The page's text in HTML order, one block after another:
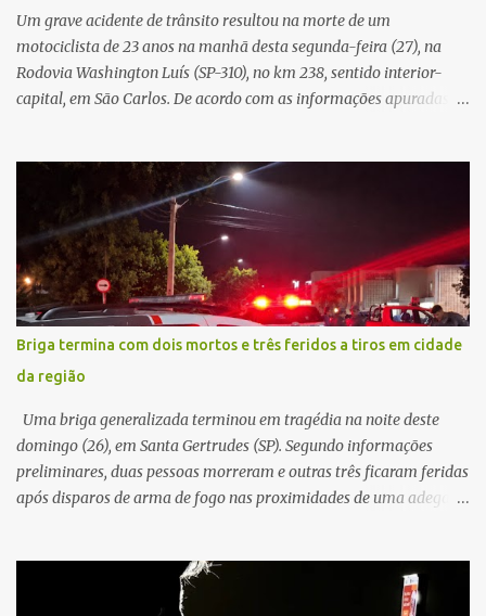
já apresentava antes do furto. O carro possui seguro e, segundo a
v...
Um grave acidente de trânsito resultou na morte de um
motociclista de 23 anos na manhã desta segunda-feira (27), na
Rodovia Washington Luís (SP-310), no km 238, sentido interior-
capital, em São Carlos. De acordo com as informações apuradas no
veículo, o trânsito estava lento e congestionado devido a obras
realizadas na rodovia, momento em que ocorreu o impacto. Com
a violência da colisão, o motociclista foi arremessado ao solo.
Testemunhas relataram que o capacete teria se desprendido
durante o acidente. O jovem sofreu ferimentos gravíssimos e
morreu ainda no local. Equipes de resgate e de atendimento da
concessionária responsável pela rodovia foram acionadas e
realizaram a sinalização da via, além de prestarem socorro à
vítima. No entanto, o óbito foi constatado ainda no local do
acidente. A Polícia Militar Rodoviária compareceu para o registro
da ocorrência...
Briga termina com dois mortos e três feridos a tiros em cidade
da região
Uma briga generalizada terminou em tragédia na noite deste
domingo (26), em Santa Gertrudes (SP). Segundo informações
preliminares, duas pessoas morreram e outras três ficaram feridas
após disparos de arma de fogo nas proximidades de uma adega. O
começado dentro do estabelecimento e se estendido para a área
externa, quando dois homens armados passaram a efetuar